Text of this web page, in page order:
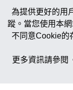
為提供更好的用
蹤。當您使用本
不同意Cookie的
更多資訊請參閱